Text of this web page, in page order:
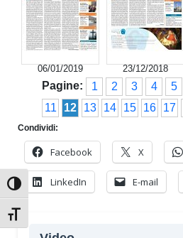
Attiva/disattiva alto contrasto
Attiva/disattiva dimensione testo
06/01/2019 23/12/2018
Pagine: 1 2 3 4 5
11
12 13 14 15 16 17
Condividi:
Facebook X
LinkedIn E-mail